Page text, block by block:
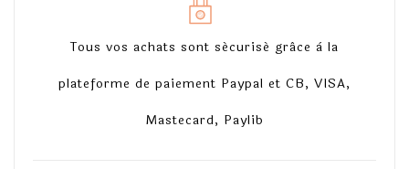
Tous vos achats sont sécurisé grâce à la
plateforme de paiement Paypal et CB, VISA,
Mastecard, Paylib